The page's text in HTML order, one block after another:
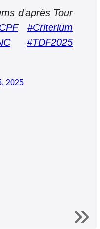
d'après Tour
#Criterium
#TDF2025
2025